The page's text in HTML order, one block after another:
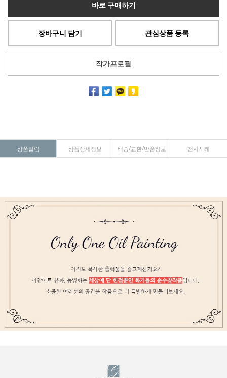
바로 구매하기
장바구니 담기 관심상품 등록
작가프로필
상품알림 상품상세정보 배송/교환/반품정보 전시사례